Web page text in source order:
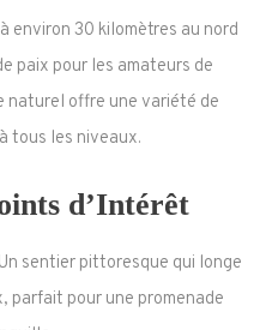
environ 30 kilomètres au nord
paix pour les amateurs de
naturel offre une variété de
tous les niveaux.
d’Intérêt
sentier pittoresque qui longe
parfait pour une promenade